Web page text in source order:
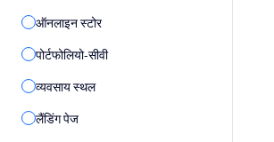
ऑनलाइन स्टोर
पोर्टफोलियो-सीवी
व्यवसाय स्थल
लैंडिंग पेज